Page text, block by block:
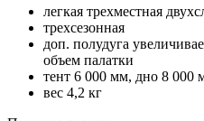
легкая трехместная
трехсезонная
доп. полудуга
объем палатки
тент 6 000 мм, дно 8 000
вес 4,2 кг